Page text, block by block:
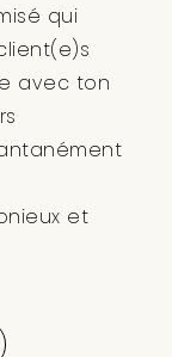
qui
avec ton
et